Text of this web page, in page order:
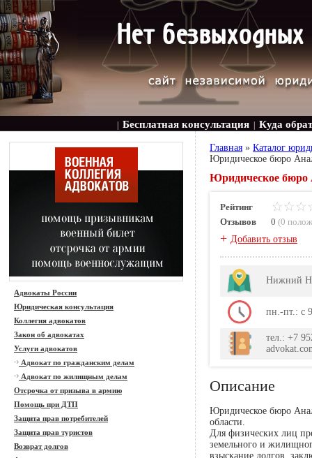
Бесплатная консультация Куда
Адвокаты России
Юридическая консультация
Коллегия адвокатов
Закон об адвокатах
Услуги адвокатов
Адвокат по гражданским делам
Адвокат по жилищным делам
Отсрочка от призыва в армию
Помощь при ДТП
Защита прав потребителей
Защита прав туристов
Возврат долгов
Главная » Каталог
Юридическое бюро
Юридическое бюро
Рейтинг
Отзывов
0 (0
+ Добавить отзыв
Нижний
пн.-пт.: с
тел.: +7
Описание
Юридическое бюро
области.
Для физических лиц
земельного и
взыскание долгов,